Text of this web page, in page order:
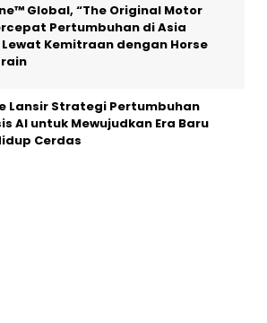
Global, “The Original Motor
Pertumbuhan di Asia
Kemitraan dengan Horse
Lansir Strategi Pertumbuhan
AI untuk Mewujudkan Era Baru
Cerdas